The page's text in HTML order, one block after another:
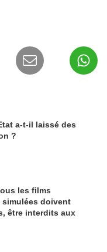
a-t-il laissé des
?
les films
simulées doivent
être interdits aux